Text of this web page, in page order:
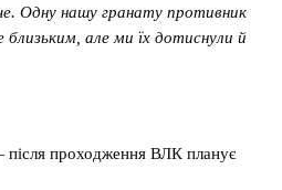
Одну нашу гранату противник
але ми їх дотиснули й
проходження ВЛК планує